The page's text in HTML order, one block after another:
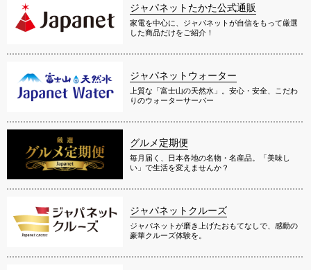
ジャパネットたかた公式通販
家電を中心に、ジャパネットが自信をもって厳選
した商品だけをご紹介！
ジャパネットウォーター
上質な「富士山の天然水」。安心・安全、こだわ
りのウォーターサーバー
グルメ定期便
毎月届く、日本各地の名物・名産品。「美味し
い」で生活を変えませんか？
ジャパネットクルーズ
ジャパネットが磨き上げたおもてなしで、感動の
豪華クルーズ体験を。